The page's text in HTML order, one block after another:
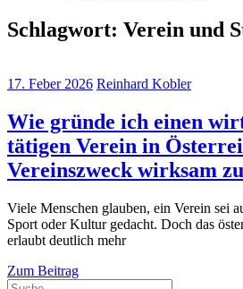
Schlagwort: Verein und
17. Feber 2026 Reinhard Kobler
Wie gründe ich einen
tätigen Verein in
Vereinszweck wirksam
Viele Menschen glauben, ein Verein sei
Sport oder Kultur gedacht. Doch das
erlaubt deutlich mehr
Zum Beitrag